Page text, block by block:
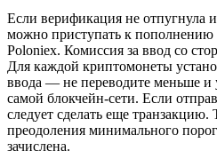
Если верификация не отпугнула
можно приступать к пополнению
Poloniex. Комиссия за ввод со
Для каждой криптомонеты
ввода — не переводите меньше и
самой блокчейн-сети. Если
следует сделать еще транзакцию.
преодоления минимального
зачислена.